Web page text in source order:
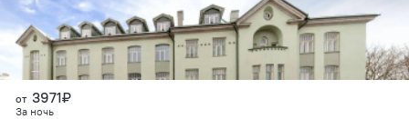
от 3971₽
За ночь